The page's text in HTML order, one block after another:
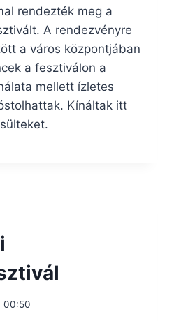
rendezték meg a
A rendezvényre
a város központjában
a fesztiválon a
mellett ízletes
Kínáltak itt
00:50